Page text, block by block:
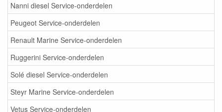
Nanni diesel Service-onderdelen
Peugeot Service-onderdelen
Renault Marine Service-onderdelen
Ruggerini Service-onderdelen
Solé diesel Service-onderdelen
Steyr Marine Service-onderdelen
Vetus Service-onderdelen